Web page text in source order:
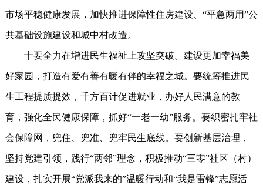
市场平稳健康发展，加快推进保障性住房建设、“平急两用”公
共基础设施建设和城中村改造。
十要全力在增进民生福祉上攻坚突破。建设更加幸福美
好家园，打造有爱有善有暖有伴的幸福之城。要统筹推进民
生工程提质提效，千方百计促进就业，办好人民满意的教
育，强化全民健康保障，抓好“一老一幼”服务。要织密扎牢社
会保障网，兜住、兜准、兜牢民生底线。要创新基层治理，
坚持党建引领，践行“两邻”理念，积极推动“三零”社区（村）
建设，扎实开展“党派我来的”温暖行动和“我是雷锋”志愿活